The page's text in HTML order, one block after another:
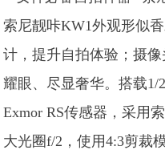
索尼靓咔KW1外观形似
计，提升自拍体验；摄
耀眼、尽显奢华。搭载1/
Exmor RS传感器，采用
大光圈f/2，使用4:3剪裁